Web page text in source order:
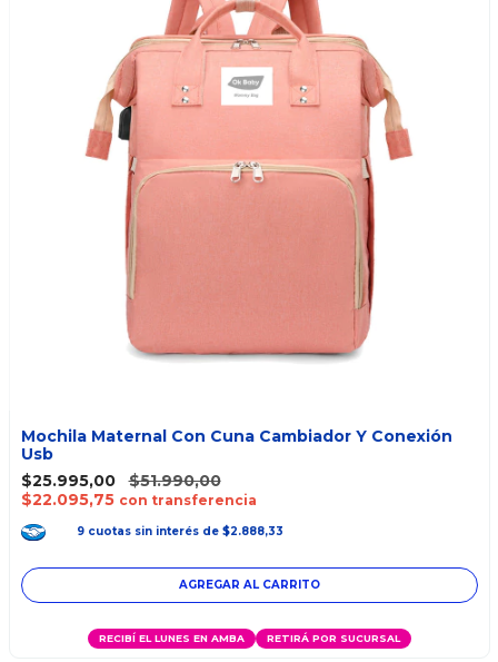
Mochila Maternal Con Cuna Cambiador Y Conexión
Usb
$25.995,00
$51.990,00
$22.095,75 con transferencia
9 cuotas sin interés de $2.888,33
AGREGAR AL CARRITO
RECIBÍ EL LUNES EN AMBA RETIRÁ POR SUCURSAL